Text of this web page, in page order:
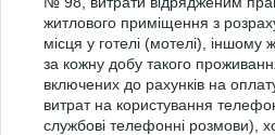
житлового приміщення з
місця у готелі (мотелі),
за кожну добу такого
включених до рахунків на
витрат на користування
службові телефонні розмови),